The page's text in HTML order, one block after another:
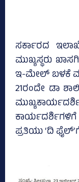
ಸರ್ಕಾರದ
ಮುಖ್ಯಸ್ಥರು
ಇ-ಮೇಲ್‌ ಬಳಕೆ
21ರಂದೇ ಡಾ
ಪ್ರತಿಯು ‘ದಿ